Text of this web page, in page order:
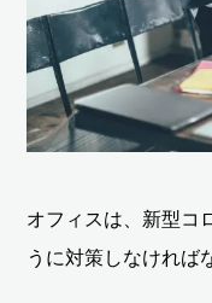
オフィスは、新型コ
うに対策しなければ